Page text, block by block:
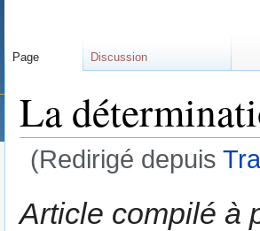
La
(Redirigé depuis
Article compilé à
Page Discussion